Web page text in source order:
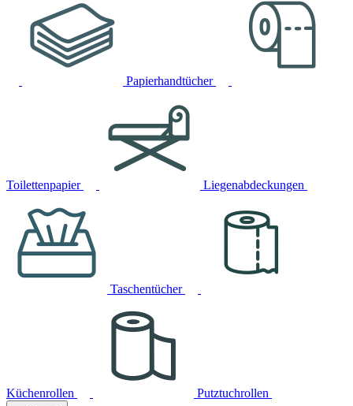
Papierhandtücher
Toilettenpapier Liegenabdeckungen
Taschentücher
Küchenrollen Putztuchrollen